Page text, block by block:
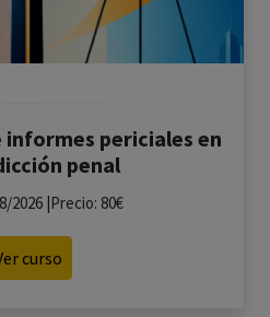
informes periciales en
penal
2026 |Precio: 80€
curso